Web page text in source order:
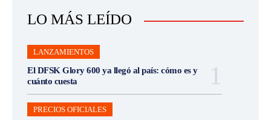
LO MÁS LEÍDO
LANZAMIENTOS
El DFSK Glory 600 ya llegó al país: cómo es y
cuánto cuesta
PRECIOS OFICIALES